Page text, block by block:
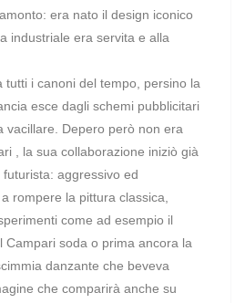
era nato il design iconico
industriale era servita e alla
tutti i canoni del tempo, persino la
esce dagli schemi pubblicitari
vacillare. Depero però non era
, la sua collaborazione iniziò già
aggressivo ed
rompere la pittura classica,
come ad esempio il
Campari soda o prima ancora la
danzante che beveva
che comparirà anche su